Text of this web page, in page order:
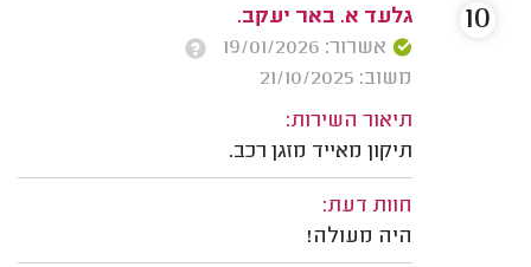
גלעד א. באר יעקב.
אשרור: 19/01/2026
משוב: 21/10/2025
תיאור השירות:
תיקון מאייד מזגן רכב.
חוות דעת:
היה מעולה!
10